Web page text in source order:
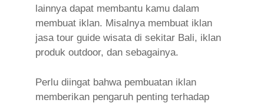
lainnya dapat membantu kamu dalam
membuat iklan. Misalnya membuat iklan
jasa tour guide wisata di sekitar Bali, iklan
produk outdoor, dan sebagainya.
Perlu diingat bahwa pembuatan iklan
memberikan pengaruh penting terhadap